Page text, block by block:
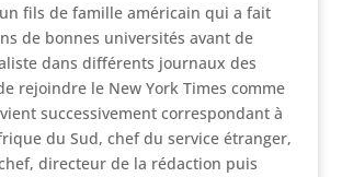
fils de famille américain qui a fait
de bonnes universités avant de
dans différents journaux des
rejoindre le New York Times comme
successivement correspondant à
du Sud, chef du service étranger,
directeur de la rédaction puis